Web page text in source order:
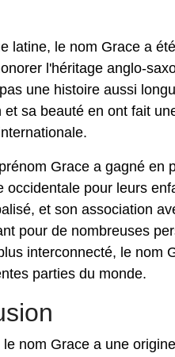
latine, le nom Grace a
l'héritage anglo-
une histoire aussi
et sa beauté en ont fait
Grace a gagné en
occidentale pour leurs
et son association
pour de nombreuses
interconnecté, le nom
parties du monde.
le nom Grace a une